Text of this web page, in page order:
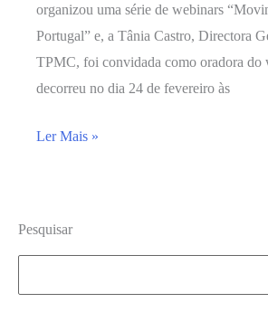
podemos
organizou uma série de webinars
Portugal” e, a Tânia Castro, Directora
TPMC, foi convidada como oradora do
decorreu no dia 24 de fevereiro às
Webinars
Ler Mais »
Pesquisar
for: